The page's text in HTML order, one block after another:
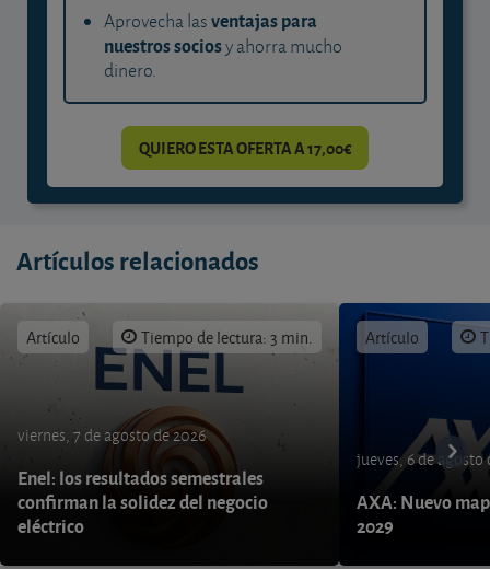
Aprovecha lasventajas para
nuestros sociosy ahorra mucho
dinero.
QUIERO ESTA OFERTA A 17,00€
Artículos relacionados
Artículo Tiempo de lectura: 3 min.
viernes, 7 de agosto de 2026
Enel: los resultados semestrales
confirman la solidez del negocio
eléctrico
Artículo
jueves, 6 de agosto
AXA: Nuevo
2029